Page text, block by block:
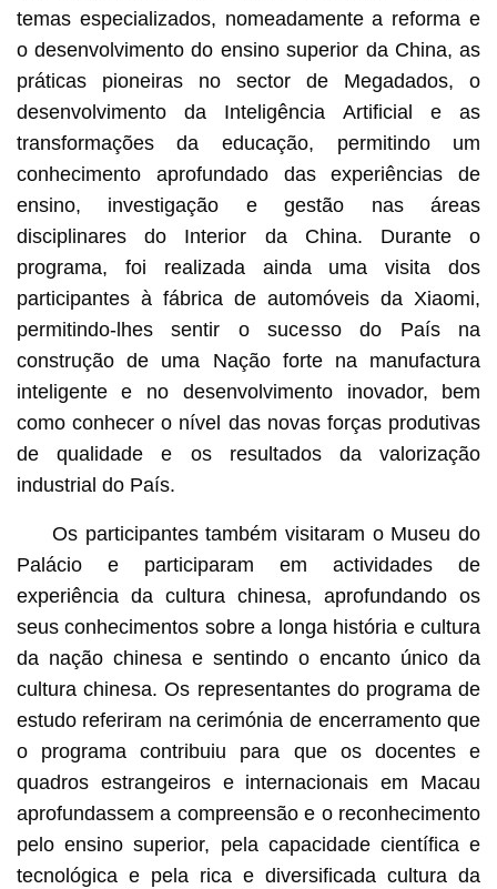
temas especializados, nomeadamente a reforma e
o desenvolvimento do ensino superior da China, as
práticas pioneiras no sector de Megadados, o
desenvolvimento da Inteligência Artificial e as
transformações da educação, permitindo um
conhecimento aprofundado das experiências de
ensino, investigação e gestão nas áreas
disciplinares do Interior da China. Durante o
programa, foi realizada ainda uma visita dos
participantes à fábrica de automóveis da Xiaomi,
permitindo-lhes sentir o sucesso do País na
construção de uma Nação forte na manufactura
inteligente e no desenvolvimento inovador, bem
como conhecer o nível das novas forças produtivas
de qualidade e os resultados da valorização
industrial do País.
Os participantes também visitaram o Museu do
Palácio e participaram em actividades de
experiência da cultura chinesa, aprofundando os
seus conhecimentos sobre a longa história e cultura
da nação chinesa e sentindo o encanto único da
cultura chinesa. Os representantes do programa de
estudo referiram na cerimónia de encerramento que
o programa contribuiu para que os docentes e
quadros estrangeiros e internacionais em Macau
aprofundassem a compreensão e o reconhecimento
pelo ensino superior, pela capacidade científica e
tecnológica e pela rica e diversificada cultura da